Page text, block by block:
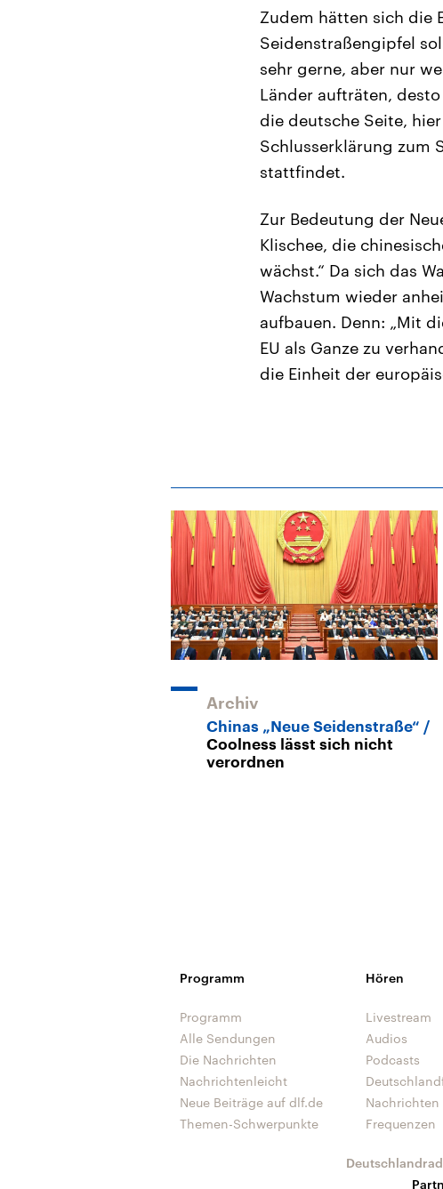
Zudem hätten sich die
Seidenstraßengipfel
sehr gerne, aber nur
Länder aufträten,
die deutsche Seite,
Schlusserklärung zum
stattfindet.
Zur Bedeutung der
Klischee, die
wächst.“ Da sich das
Wachstum wieder
aufbauen. Denn: „Mit
EU als Ganze zu
die Einheit der
Archiv
Chinas „Neue Seidenstraße“
Coolness lässt sich nicht
verordnen
Programm
Programm
Alle Sendungen
Die Nachrichten
Nachrichtenleicht
Neue Beiträge auf dlf.de
Themen-Schwerpunkte
Hören
Livestream
Audios
Podcasts
Nachrichten
Frequenzen